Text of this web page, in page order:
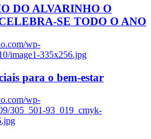
DO ALVARINHO O
SE TODO O ANO
wp-
image1-335x256.jpg
para o bem-estar
wp-
305_501-93_019_cmyk-